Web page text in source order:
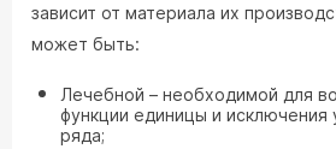
зависит от материала их
может быть:
Лечебной – необходимой для
функции единицы и исключения
ряда;